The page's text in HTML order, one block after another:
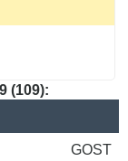
(109):
GOST